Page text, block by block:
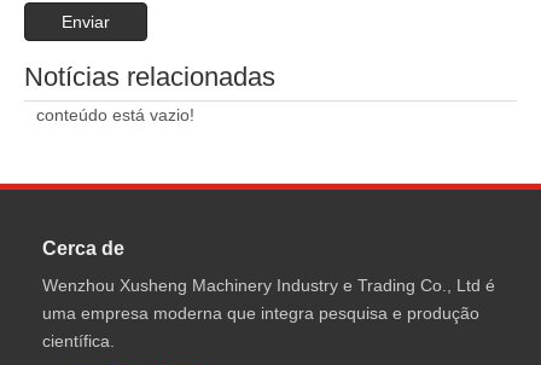
Enviar
Notícias relacionadas
conteúdo está vazio!
Cerca de
Wenzhou Xusheng Machinery Industry e Trading Co., Ltd é
uma empresa moderna que integra pesquisa e produção
científica.